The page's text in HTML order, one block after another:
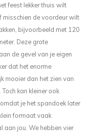
feest lekker thuis wilt
misschien de voordeur wilt
bijvoorbeeld met 120
Deze grote
de gevel van je eigen
dat het enorme
mooier dan het zien van
kan kleiner ook
je het spandoek later
formaat vaak
aan jou. We hebben vier